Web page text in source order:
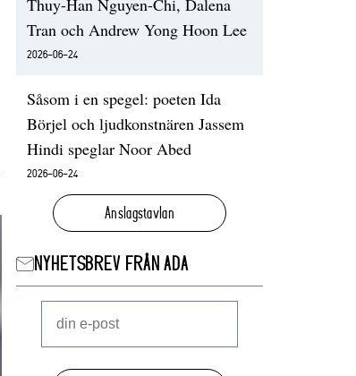
Thuy-Han Nguyen-Chi, Dalena
Tran och Andrew Yong Hoon Lee
2026-06-24
Såsom i en spegel: poeten Ida
Börjel och ljudkonstnären Jassem
Hindi speglar Noor Abed
2026-06-24
Anslagstavlan
NYHETSBREV FRÅN ADA